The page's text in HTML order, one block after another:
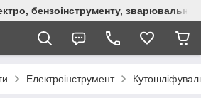
бензоінструменту,
Електроінструмент